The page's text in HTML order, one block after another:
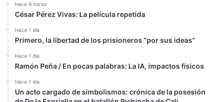
Hace 6 horas
César Pérez Vivas: La película repetida
Hace 1 día
Primero, la libertad de los prisioneros “por sus ideas”
Hace 1 día
Ramón Peña / En pocas palabras: La IA, impactos físicos
Hace 1 día
Un acto cargado de simbolismos: crónica de la posesión